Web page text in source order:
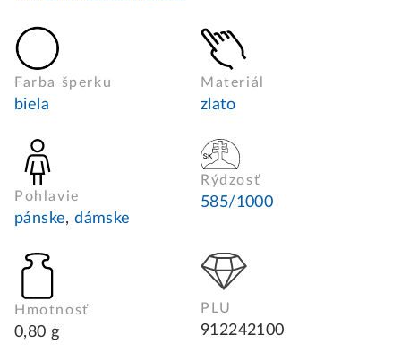
Farba šperku
biela
Materiál
zlato
Pohlavie
pánske,dámske
Rýdzosť
585/1000
Hmotnosť
0,80 g
PLU
912242100